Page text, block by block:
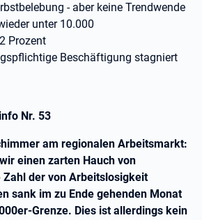
- aber keine Trendwende
unter 10.000
Prozent
Beschäftigung stagniert
Nr. 53
am regionalen Arbeitsmarkt:
einen zarten Hauch von
Zahl der von Arbeitslosigkeit
sank im zu Ende gehenden Monat
Grenze. Dies ist allerdings kein